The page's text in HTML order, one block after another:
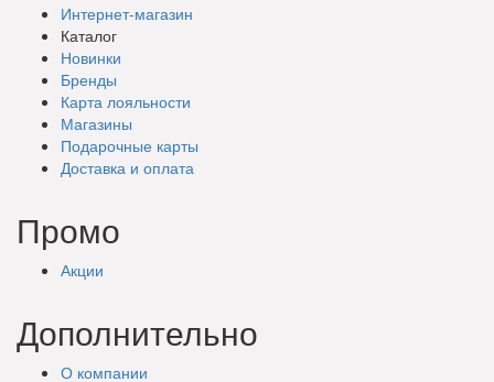
Интернет-магазин
Каталог
Новинки
Бренды
Карта лояльности
Магазины
Подарочные карты
Доставка и оплата
Промо
Акции
Дополнительно
О компании